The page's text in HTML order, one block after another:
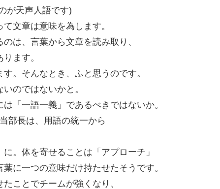
が天声人語です)
文章は意味を為します。
は、言葉から文章を読み取り、
ます。
。そんなとき、ふと思うのです。
のではないかと。
「一語一義」であるべきではないか。
部長は、用語の統一から
。体を寄せることは「アプローチ」
に一つの意味だけ持たせたそうです。
ことでチームが強くなり、